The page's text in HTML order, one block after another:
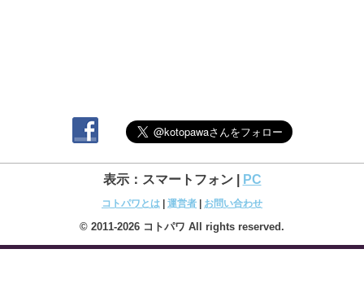
表示：スマートフォン | PC
コトパワとは 運営者 お問い合わせ
© 2011-2026 コトパワ All rights reserved.